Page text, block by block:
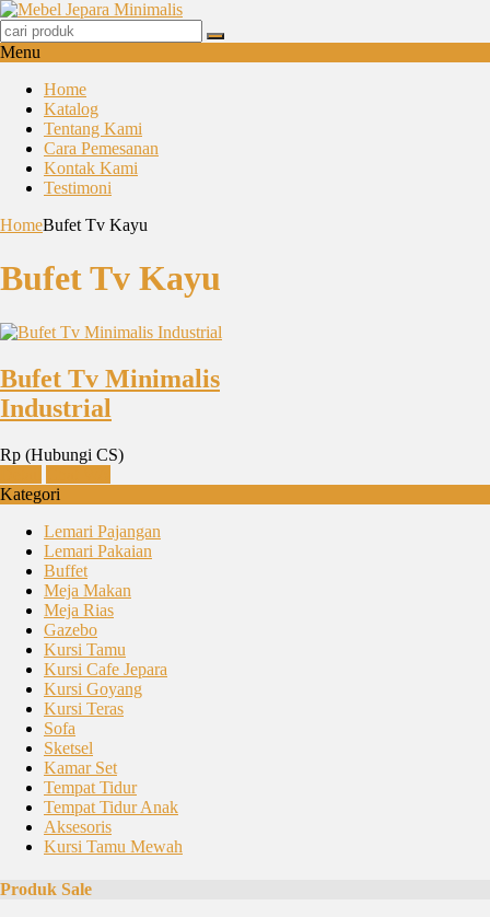
Menu
Home
Katalog
Tentang Kami
Cara Pemesanan
Kontak Kami
Testimoni
HomeBufet Tv Kayu
Bufet Tv Kayu
Bufet Tv Minimalis
Industrial
Rp (Hubungi CS)
Kategori
Lemari Pajangan
Lemari Pakaian
Buffet
Meja Makan
Meja Rias
Gazebo
Kursi Tamu
Kursi Cafe Jepara
Kursi Goyang
Kursi Teras
Sofa
Sketsel
Kamar Set
Tempat Tidur
Tempat Tidur Anak
Aksesoris
Kursi Tamu Mewah
Produk Sale